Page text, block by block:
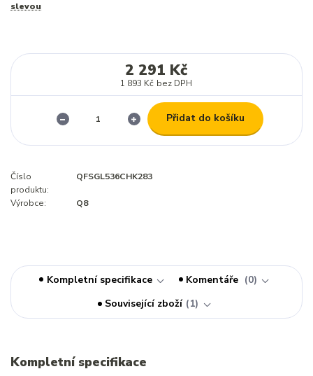
slevou
2 291 Kč
1 893 Kč bez DPH
Přidat do košíku
Číslo
produktu:
QFSGL536CHK283
Výrobce: Q8
Kompletní specifikace Komentáře
0
Související zboží
1
Kompletní specifikace